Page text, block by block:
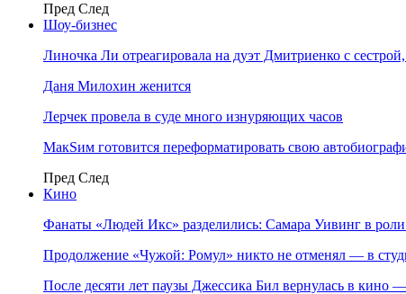
Пред След
Шоу-бизнес
Линочка Ли отреагировала на дуэт Дмитриенко с
Даня Милохин женится
Лерчек провела в суде много изнуряющих часов
МакSим готовится переформатировать свою
Пред След
Кино
Фанаты «Людей Икс» разделились: Самара Уивинг в
Продолжение «Чужой: Ромул» никто не отменял — в
После десяти лет паузы Джессика Бил вернулась в